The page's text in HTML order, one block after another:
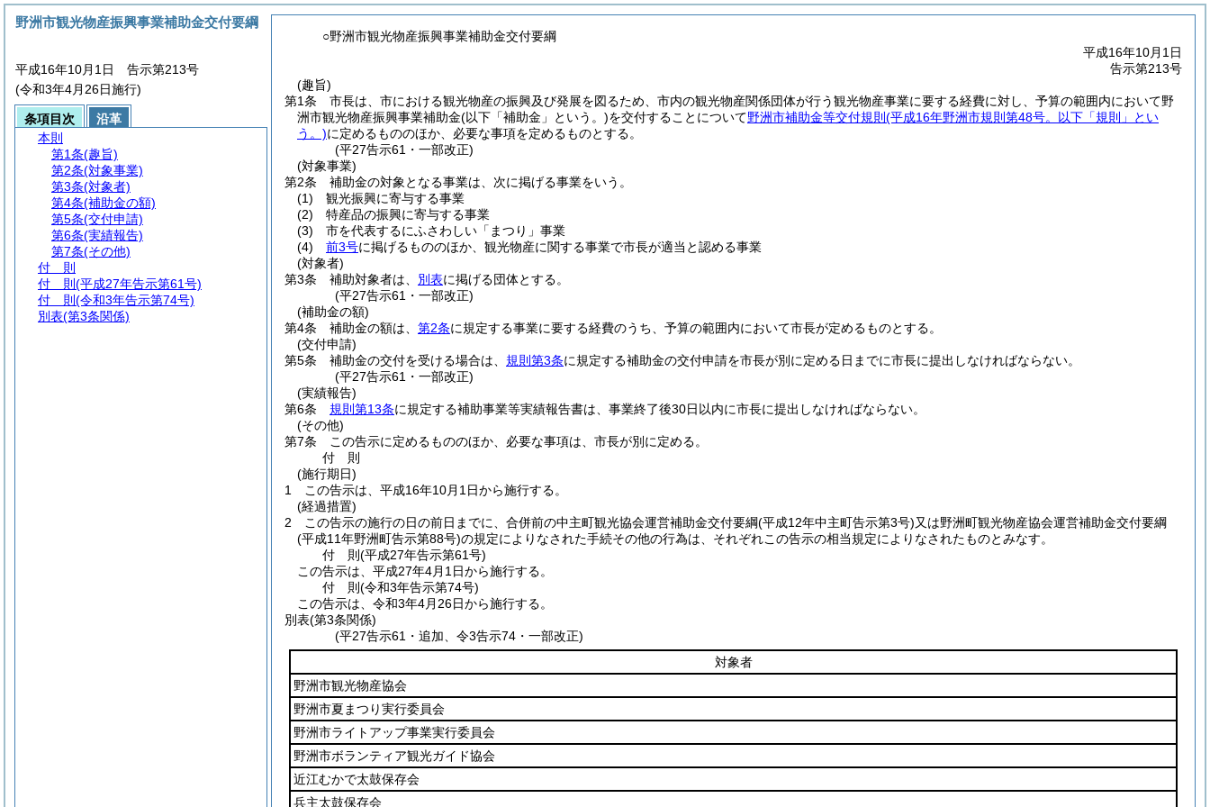
○野洲市観光物産振興事業補助金交付要綱
平成16年10月1日
告示第213号
(趣旨)
第1条
市長は、市における観光物産の振興及び発展を図るため、市内の観光物産関係団体が行う観光物産事業に要する経費に対し、予算の範囲内において野
洲市観光物産振興事業補助金(以下「補助金」という。)を交付することについて野洲市補助金等交付規則 (平成16年野洲市規則第48号。以下「規則」とい
う。)に定めるもののほか、必要な事項を定めるものとする。
(平27告示61・一部改正)
(対象事業)
第2条
補助金の対象となる事業は、次に掲げる事業をいう。
(1)
観光振興に寄与する事業
(2)
特産品の振興に寄与する事業
(3)
市を代表するにふさわしい「まつり」事業
(4)
前3号に掲げるもののほか、観光物産に関する事業で市長が適当と認める事業
(対象者)
第3条
補助対象者は、 別表に掲げる団体とする。
(平27告示61・一部改正)
(補助金の額)
第4条
補助金の額は、 第2条に規定する事業に要する経費のうち、予算の範囲内において市長が定めるものとする。
(交付申請)
第5条
補助金の交付を受ける場合は、 規則第3条に規定する補助金の交付申請を市長が別に定める日までに市長に提出しなければならない。
(平27告示61・一部改正)
(実績報告)
第6条
規則第13条に規定する補助事業等実績報告書は、事業終了後30日以内に市長に提出しなければならない。
(その他)
第7条
この告示に定めるもののほか、必要な事項は、市長が別に定める。
付 則
(施行期日)
1
この告示は、平成16年10月1日から施行する。
(経過措置)
2
この告示の施行の日の前日までに、合併前の中主町観光協会運営補助金交付要綱(平成12年中主町告示第3号)又は野洲町観光物産協会運営補助金交付要綱
(平成11年野洲町告示第88号)の規定によりなされた手続その他の行為は、それぞれこの告示の相当規定によりなされたものとみなす。
付 則(平成27年告示第61号)
この告示は、平成27年4月1日から施行する。
付 則(令和3年告示第74号)
この告示は、令和3年4月26日から施行する。
別表(第3条関係)
(平27告示61・追加、令3告示74・一部改正)
対象者
野洲市観光物産協会
野洲市夏まつり実行委員会
野洲市ライトアップ事業実行委員会
野洲市ボランティア観光ガイド協会
近江むかで太鼓保存会
兵主太鼓保存会
野洲市観光物産振興事業補助金交付要綱
平成16年10月1日 告示第213号
(令和3年4月26日施行)
条項目次
沿革
本則
第1条(趣旨)
第2条(対象事業)
第3条(対象者)
第4条(補助金の額)
第5条(交付申請)
第6条(実績報告)
第7条(その他)
付 則
付 則 (平成27年告示第61号)
付 則 (令和3年告示第74号)
別表(第3条関係)